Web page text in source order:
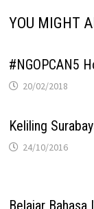
YOU MIGHT
#NGOPCAN5
20/02/2018
Keliling
24/10/2016
Belajar Bahasa